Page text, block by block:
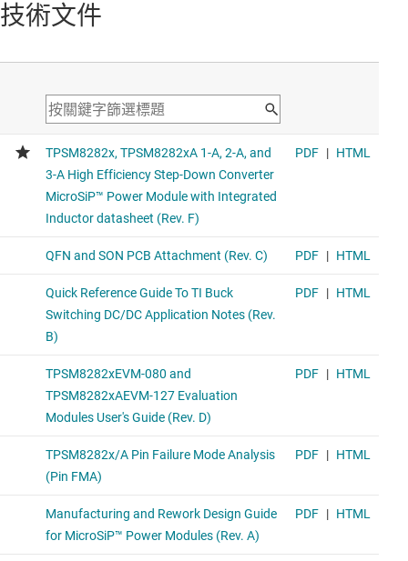
TPSM82813
Low-noise fixed frequency operation, frequency
synchronization, adjustable soft start and more.
技術文件